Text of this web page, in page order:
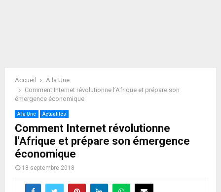
Accueil
A la Une
Comment Internet révolutionne l’Afrique et prépare son
émergence économique
A la Une Actualités
Comment Internet révolutionne
l’Afrique et prépare son émergence
économique
18 septembre 2018